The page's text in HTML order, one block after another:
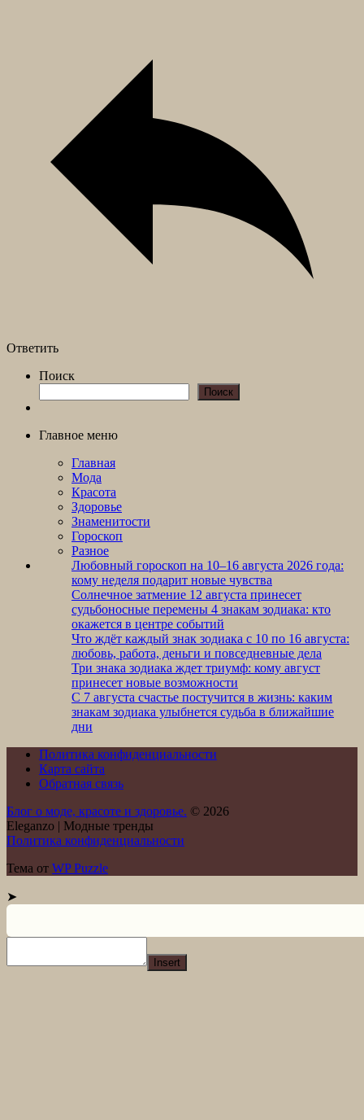
Ответить
Поиск
Поиск
Главное меню
Главная
Мода
Красота
Здоровье
Знаменитости
Гороскоп
Разное
Любовный гороскоп на 10–16 августа 2026 года:
кому неделя подарит новые чувства
Солнечное затмение 12 августа принесет
судьбоносные перемены 4 знакам зодиака: кто
окажется в центре событий
Что ждёт каждый знак зодиака с 10 по 16 августа:
любовь, работа, деньги и повседневные дела
Три знака зодиака ждет триумф: кому август
принесет новые возможности
С 7 августа счастье постучится в жизнь: каким
знакам зодиака улыбнется судьба в ближайшие
дни
Политика конфиденциальности
Карта сайта
Обратная связь
Блог о моде, красоте и здоровье. © 2026
Eleganzo | Модные тренды
Политика конфиденциальности
Тема от WP Puzzle
➤
Insert